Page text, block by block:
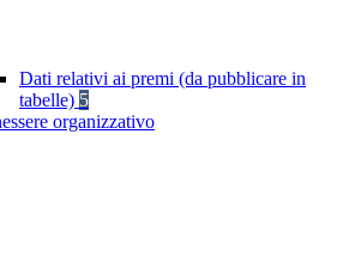
Dati relativi ai premi (da pubblicare in
tabelle) 5
organizzativo